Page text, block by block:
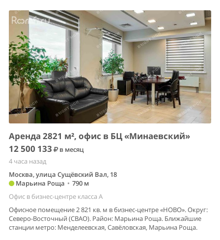
Аренда 2821 м², офис в БЦ «Минаевский»
12 500 133
в месяц
4 часа назад
Москва, улица Сущёвский Вал, 18
Марьина Роща • 790 м
Офис в бизнес-центре класса A
Офисное помещение 2 821 кв. м в бизнес-центре «НОВО». Округ:
Северо-Восточный (СВАО). Район: Марьина Роща. Ближайшие
станции метро: Менделеевская, Савёловская, Марьина Роща.